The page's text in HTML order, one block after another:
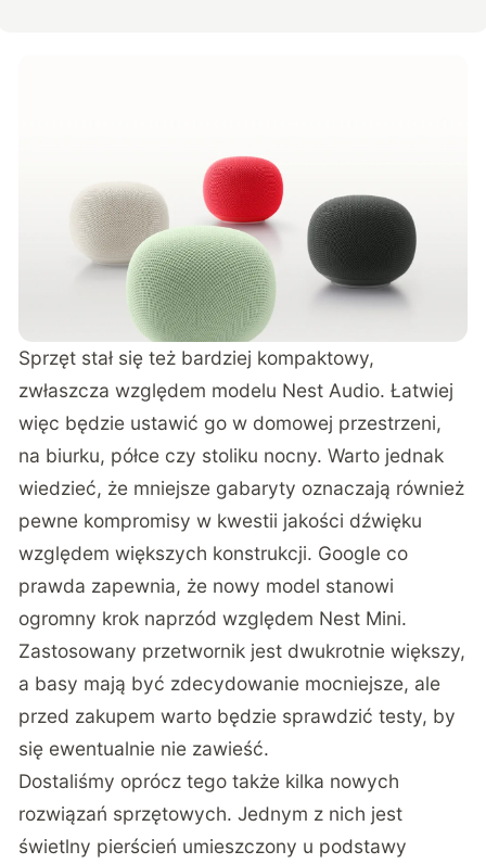
Sprzęt stał się też bardziej kompaktowy,
zwłaszcza względem modelu Nest Audio. Łatwiej
więc będzie ustawić go w domowej przestrzeni,
na biurku, półce czy stoliku nocny. Warto jednak
wiedzieć, że mniejsze gabaryty oznaczają również
pewne kompromisy w kwestii jakości dźwięku
względem większych konstrukcji. Google co
prawda zapewnia, że nowy model stanowi
ogromny krok naprzód względem Nest Mini.
Zastosowany przetwornik jest dwukrotnie większy,
a basy mają być zdecydowanie mocniejsze, ale
przed zakupem warto będzie sprawdzić testy, by
się ewentualnie nie zawieść.
Dostaliśmy oprócz tego także kilka nowych
rozwiązań sprzętowych. Jednym z nich jest
świetlny pierścień umieszczony u podstawy